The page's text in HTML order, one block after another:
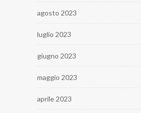
agosto 2023
luglio 2023
giugno 2023
maggio 2023
aprile 2023